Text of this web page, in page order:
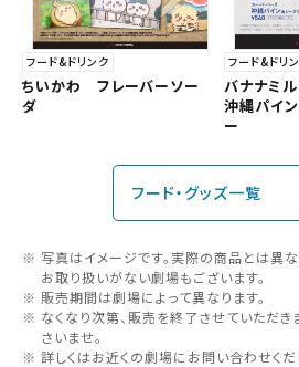
フード&ドリンク
ちいかわ フレーバーソー
ダ
フード&ドリ
バナナミル
沖縄パイ
ー
フード・グッズ一覧
写真はイメージです。実際の商品とは異
お取り扱いがない劇場もございます。
販売期間は劇場によって異なります。
なくなり次第、販売を終了させていただき
さいませ。
詳しくはお近くの劇場にお問い合わせくだ